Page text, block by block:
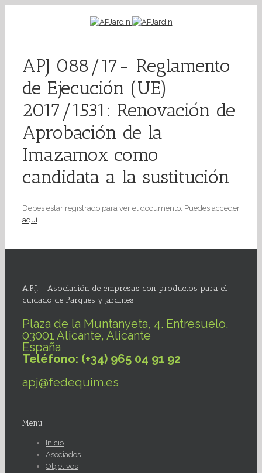
APJ 088/17- Reglamento
de Ejecución (UE)
2017/1531: Renovación de
Aprobación de la
Imazamox como
candidata a la sustitución
Debes estar registrado para ver el documento. Puedes acceder
aquí.
A.P.J. – Asociación de empresas con productos para el
cuidado de Parques y Jardines
Plaza de la Muntanyeta, 4. Entresuelo.
03001 Alicante, Alicante
España
Teléfono: (+34) 965 04 91 92
apj@fedequim.es
Menu
Inicio
Asociados
Objetivos